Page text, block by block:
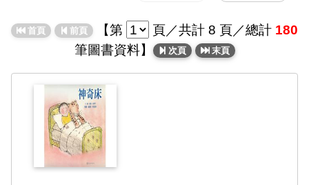
首頁 前頁 【第 頁／共計 8 頁／總計 180
筆圖書資料】
次頁 末頁